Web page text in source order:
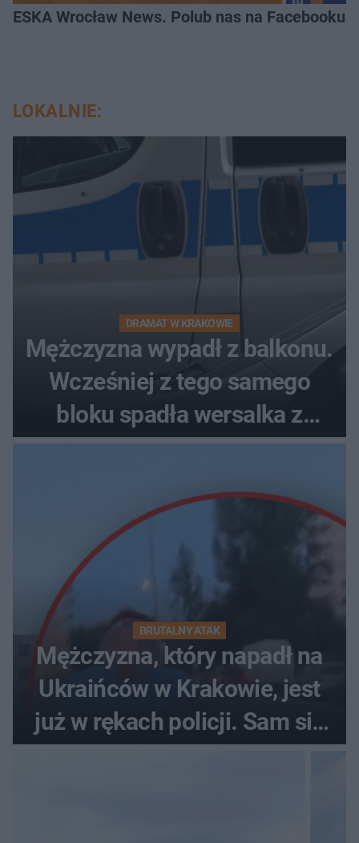
ESKA Wrocław News. Polub nas na Facebooku!
LOKALNIE:
DRAMAT W KRAKOWIE
Mężczyzna wypadł z balkonu.
Wcześniej z tego samego
bloku spadła wersalka z
pościelą
BRUTALNY ATAK
Mężczyzna, który napadł na
Ukraińców w Krakowie, jest
już w rękach policji. Sam się